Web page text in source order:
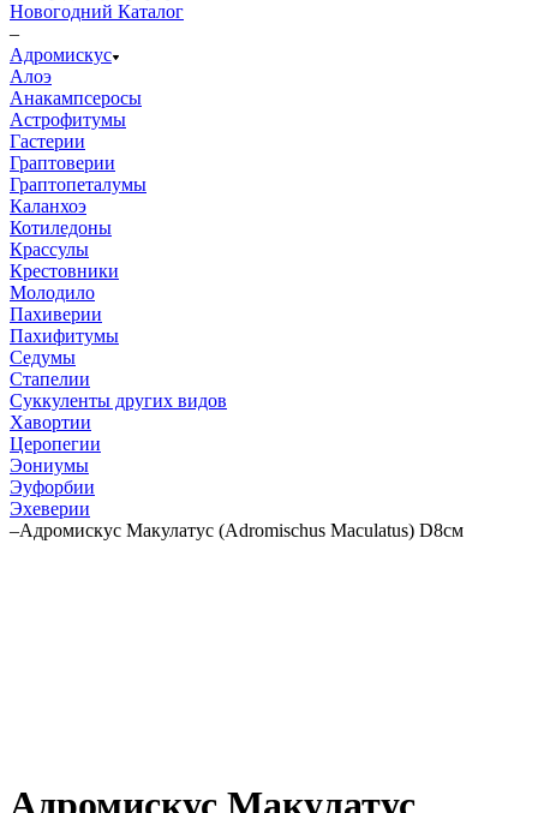
Новогодний Каталог
–
Адромискус
Алоэ
Анакампсеросы
Астрофитумы
Гастерии
Граптоверии
Граптопеталумы
Каланхоэ
Котиледоны
Крассулы
Крестовники
Молодило
Пахиверии
Пахифитумы
Седумы
Стапелии
Суккуленты других видов
Хавортии
Церопегии
Эониумы
Эуфорбии
Эхеверии
–Адромискус Макулатус (Adromischus Maculatus) D8см